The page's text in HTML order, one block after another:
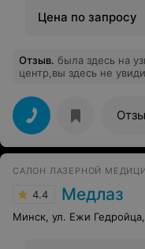
Цена по запросу
Отзыв. была здесь на
центр,вы здесь не
что деньги
администратор
вроде тоже ничего,
такой огромной толпы
нордине
САЛОН ЛАЗЕРНОЙ
4.4 Медлаз
Минск, ул. Ежи